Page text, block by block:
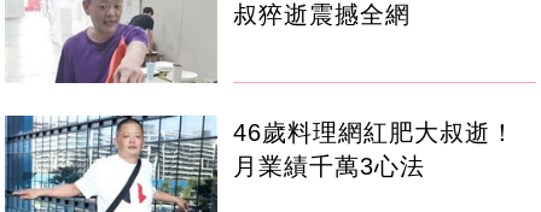
叔猝逝震撼全網
46歲料理網紅肥大叔逝！
月業績千萬3心法